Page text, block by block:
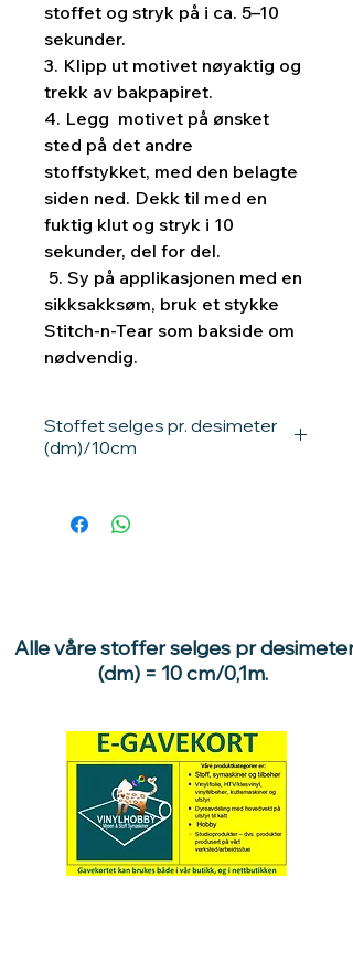
stoffet og stryk på i ca. 5–10
sekunder.
3. Klipp ut motivet nøyaktig og
trekk av bakpapiret.
4. Legg motivet på ønsket
sted på det andre
stoffstykket, med den belagte
siden ned. Dekk til med en
fuktig klut og stryk i 10
sekunder, del for del.
5. Sy på applikasjonen med en
sikksakksøm, bruk et stykke
Stitch-n-Tear som bakside om
nødvendig.
Stoffet selges pr. desimeter
(dm)/10cm
1 dm = 10 cm / 0,1meter.
50dm/0,5meter.
Alle våre stoffer selges pr desimeter
(dm) = 10 cm/0,1m.